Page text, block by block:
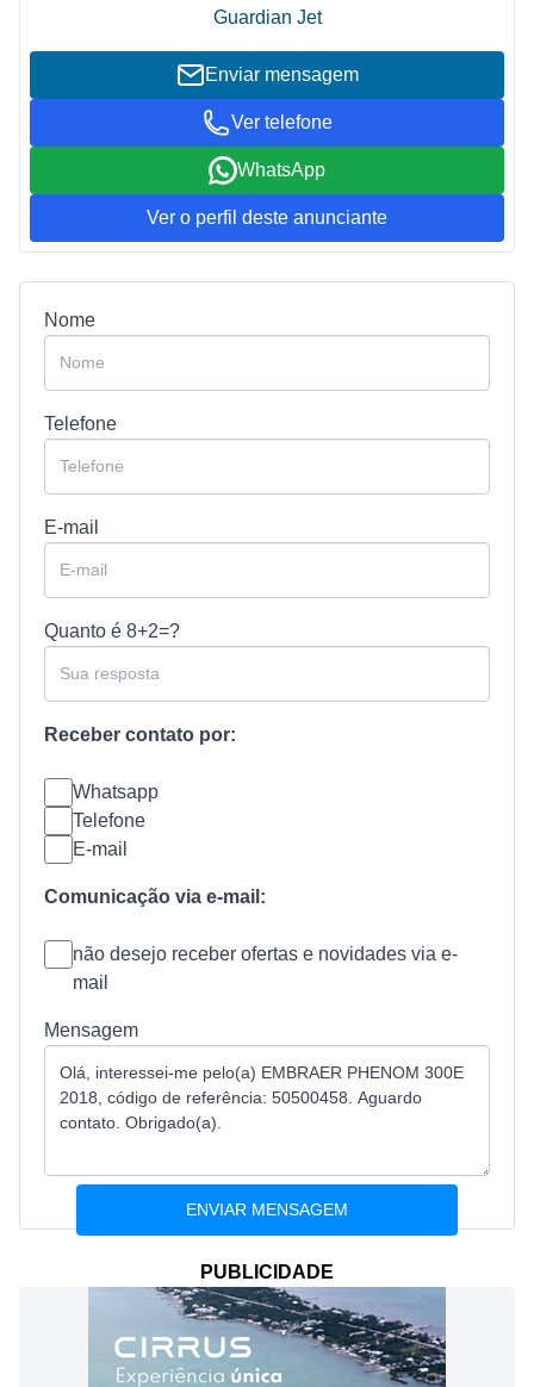
Guardian Jet
Enviar mensagem
Ver telefone
WhatsApp
Ver o perfil deste anunciante
Nome
Telefone
E-mail
Quanto é 8+2=?
Receber contato por:
Whatsapp
Telefone
E-mail
Comunicação via e-mail:
não desejo receber ofertas e novidades via e-
mail
Mensagem
PUBLICIDADE